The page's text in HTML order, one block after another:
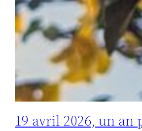
19 avril 2026, un an